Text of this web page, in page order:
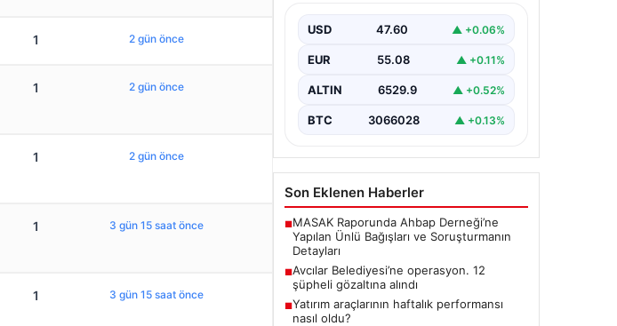
1 2 gün önce
1 2 gün önce
1 2 gün önce
1 3 gün 15 saat önce
1 3 gün 15 saat önce
USD 47.60 ▲ +0.06%
EUR 55.08 ▲ +0.11%
ALTIN 6529.9 ▲ +0.52%
BTC 3066028 ▲ +0.13%
Son Eklenen Haberler
■MASAK Raporunda Ahbap Derneği’ne
Yapılan Ünlü Bağışları ve Soruşturmanın
Detayları
■Avcılar Belediyesi’ne operasyon. 12
şüpheli gözaltına alındı
■Yatırım araçlarının haftalık performansı
nasıl oldu?